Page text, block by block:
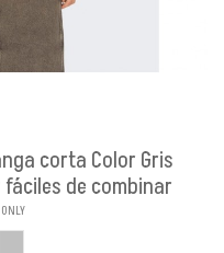
corta Color Gris
de combinar
ONLY